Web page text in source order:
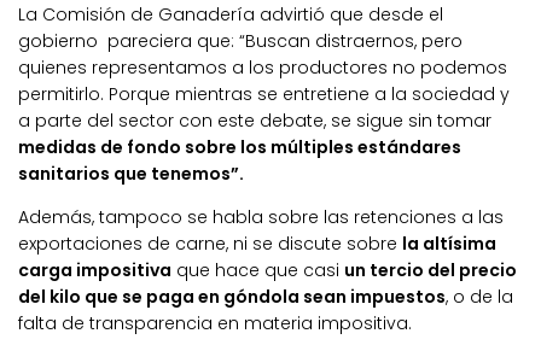
La Comisión de Ganadería advirtió que desde el
gobierno pareciera que: “Buscan distraernos, pero
quienes representamos a los productores no podemos
permitirlo. Porque mientras se entretiene a la sociedad y
a parte del sector con este debate, se sigue sin tomar
medidas de fondo sobre los múltiples estándares
sanitarios que tenemos”.
Además, tampoco se habla sobre las retenciones a las
exportaciones de carne, ni se discute sobre la altísima
carga impositiva que hace que casi un tercio del precio
del kilo que se paga en góndola sean impuestos, o de la
falta de transparencia en materia impositiva.